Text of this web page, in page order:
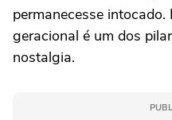
permanecesse intocado.
geracional é um dos
nostalgia.